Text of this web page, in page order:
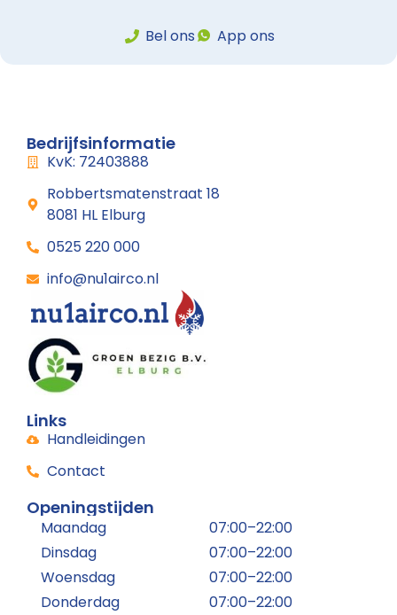
Bel ons App ons
Bedrijfsinformatie
KvK: 72403888
Robbertsmatenstraat 18
8081 HL Elburg
0525 220 000
info@nu1airco.nl
Links
Handleidingen
Contact
Openingstijden
Maandag
07:00–22:00
Dinsdag
07:00–22:00
Woensdag
07:00–22:00
Donderdag
07:00–22:00